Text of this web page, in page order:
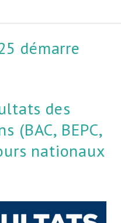
démarre
des
(BAC, BEPC,
nationaux